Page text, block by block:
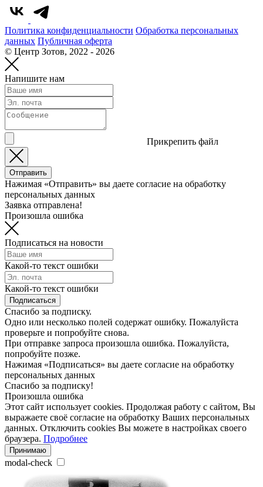
Политика конфиденциальности Обработка персональных
данных Публичная оферта
© Центр Зотов, 2022 - 2026
Напишите нам
Прикрепить файл
Отправить
Нажимая «Отправить» вы даете согласие на обработку
персональных данных
Заявка отправлена!
Произошла ошибка
Подписаться на новости
Какой-то текст ошибки
Какой-то текст ошибки
Подписаться
Спасибо за подписку.
Одно или несколько полей содержат ошибку. Пожалуйста
проверьте и попробуйте снова.
При отправке запроса произошла ошибка. Пожалуйста,
попробуйте позже.
Нажимая «Подписаться» вы даете согласие на обработку
персональных данных
Спасибо за подписку!
Произошла ошибка
Этот сайт использует cookies. Продолжая работу с сайтом, Вы
выражаете своё согласие на обработку Ваших персональных
данных. Отключить cookies Вы можете в настройках своего
браузера. Подробнее
Принимаю
modal-check